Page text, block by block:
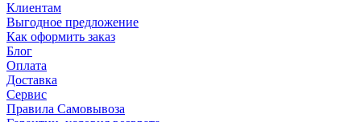
Клиентам
Выгодное предложение
Как оформить заказ
Блог
Оплата
Доставка
Сервис
Правила Самовывоза